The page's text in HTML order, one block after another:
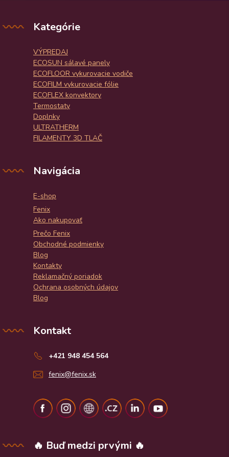
Kategórie
VÝPREDAJ
ECOSUN sálavé panely
ECOFLOOR vykurovacie vodiče
ECOFILM vykurovacie fólie
ECOFLEX konvektory
Termostaty
Doplnky
ULTRATHERM
FILAMENTY 3D TLAČ
Navigácia
E-shop
Fenix
Ako nakupovať
Prečo Fenix
Obchodné podmienky
Blog
Kontakty
Reklamačný poriadok
Ochrana osobných údajov
Blog
Kontakt
+421 948 454 564
fenix@fenix.sk
🔥 Buď medzi prvými 🔥